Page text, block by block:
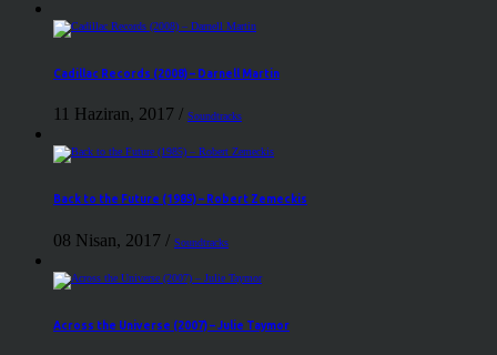
Cadillac Records (2008) – Darnell Martin
11 Haziran, 2017 / Soundtracks
Back to the Future (1985) – Robert Zemeckis
08 Nisan, 2017 / Soundtracks
Across the Universe (2007) – Julie Taymor